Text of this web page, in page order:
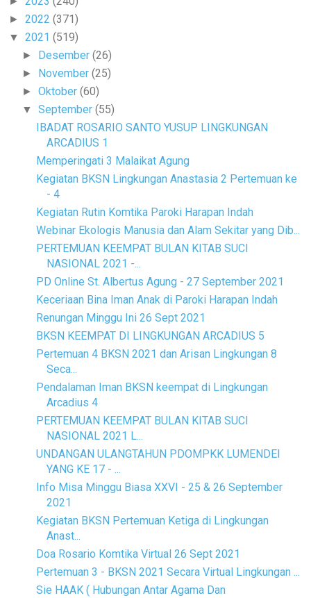
► 2022 (371)
▼ 2021 (519)
► Desember(26)
► November(25)
►Oktober(60)
▼September(55)
IBADAT ROSARIO SANTO YUSUP LINGKUNGAN
ARCADIUS 1
Memperingati 3 Malaikat Agung
Kegiatan BKSN Lingkungan Anastasia 2 Pertemuan ke
- 4
Kegiatan Rutin Komtika Paroki Harapan Indah
Webinar Ekologis Manusia dan Alam Sekitar yang Dib...
PERTEMUAN KEEMPAT BULAN KITAB SUCI
NASIONAL 2021 -...
PD Online St. Albertus Agung - 27 September 2021
Keceriaan Bina Iman Anak di Paroki Harapan Indah
Renungan Minggu Ini 26 Sept 2021
BKSN KEEMPAT DI LINGKUNGAN ARCADIUS 5
Pertemuan 4 BKSN 2021 dan Arisan Lingkungan 8
Seca...
Pendalaman Iman BKSN keempat di Lingkungan
Arcadius 4
PERTEMUAN KEEMPAT BULAN KITAB SUCI
NASIONAL 2021 L...
UNDANGAN ULANGTAHUN PDOMPKK LUMENDEI
YANG KE 17 - ...
Info Misa Minggu Biasa XXVI - 25 & 26 September
2021
Kegiatan BKSN Pertemuan Ketiga di Lingkungan
Anast...
Doa Rosario Komtika Virtual 26 Sept 2021
Pertemuan 3 - BKSN 2021 Secara Virtual Lingkungan ...
Sie HAAK ( Hubungan Antar Agama Dan